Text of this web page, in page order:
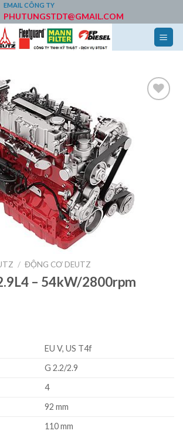
EMAIL CÔNG TY
PHUTUNGSTDT@GMAIL.COM
/ ĐỘNG CƠ DEUTZ
– 54kW/2800rpm
EU V, US T4f
G 2.2/2.9
4
92 mm
110 mm